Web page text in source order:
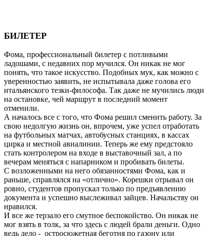
БИЛЕТЕР
Фома, профессиональный билетер с потливыми
ладошами, с недавних пор мучился. Он никак не мог
понять, что такое искусство. Подобных мук, как можно с
уверенностью заявить, не испытывала даже голова его
итальянского тезки-философа. Так даже не мучились люди
на остановке, чей маршрут в последний момент
отменили.
А началось все с того, что Фома решил сменить работу. За
свою недолгую жизнь он, впрочем, уже успел отработать
на футбольных матчах, автобусных станциях, в кассах
цирка и местной авиалинии. Теперь же ему предстояло
стать контролером на входе в выставочный зал, а по
вечерам меняться с напарником и пробивать билеты.
С возложенными на него обязанностями Фома, как и
раньше, справлялся на «отлично». Корешки отрывал он
ровно, студентов пропускал только по предъявлению
документа и успешно выслеживал зайцев. Начальству он
нравился.
И все же терзало его смутное беспокойство. Он никак не
мог взять в толк, за что здесь с людей брали деньги. Одно
ведь дело - остросюжетная беготня по газону или